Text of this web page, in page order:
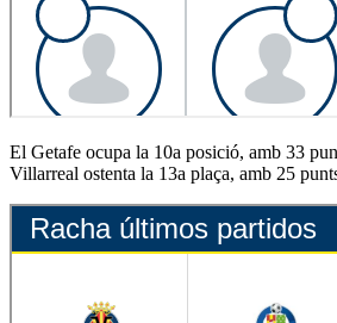
El Getafe ocupa la 10a posició, amb 33
Villarreal ostenta la 13a plaça, amb 25